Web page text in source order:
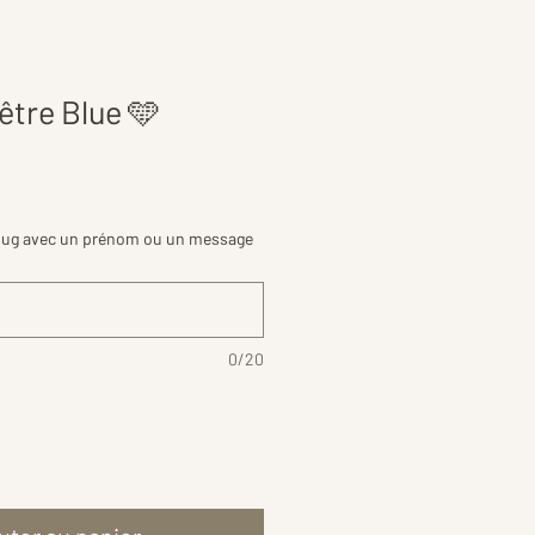
Blue 🩵
avec un prénom ou un message
0/20